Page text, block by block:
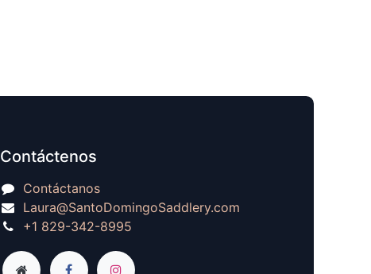
Contáctenos
Contáctanos
Laura@SantoDomingoSaddlery.com
+1 829-342-8995